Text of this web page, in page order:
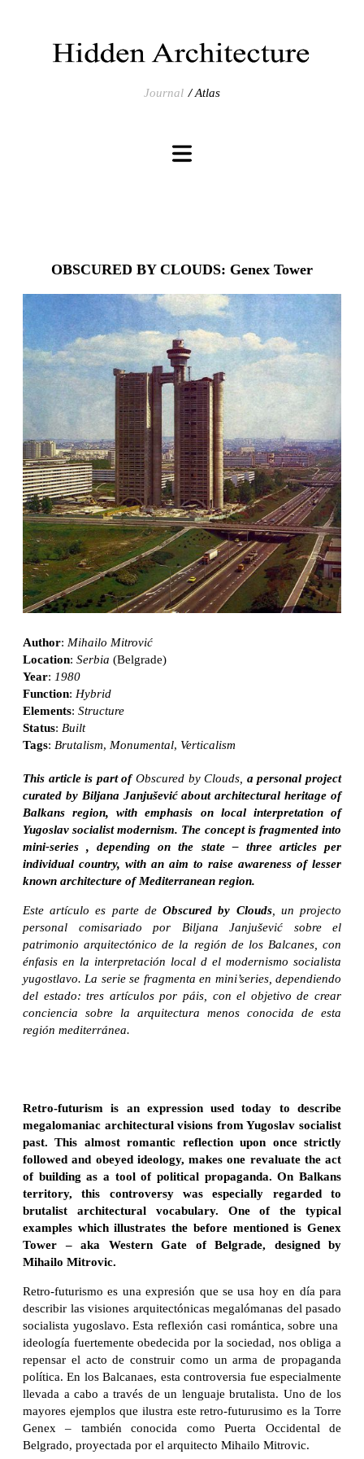
Journal Atlas
OBSCURED BY CLOUDS: Genex Tower
Author: Mihailo Mitrović
Location: Serbia (Belgrade)
Year: 1980
Function: Hybrid
Elements: Structure
Status: Built
Tags: Brutalism, Monumental, Verticalism
This article is part ofObscured by Clouds, a personal project
curated by Biljana Janjušević about architectural heritage of
Balkans region, with emphasis on local interpretation of
Yugoslav socialist modernism. The concept is fragmented into
mini-series , depending on the state – three articles per
individual country, with an aim to raise awareness of lesser
known architecture of Mediterranean region.
Este artículo es parte deObscured by Clouds, un projecto
personal comisariado por Biljana Janjušević sobre el
patrimonio arquitectónico de la región de los Balcanes, con
énfasis en la interpretación local d el modernismo socialista
yugostlavo. La serie se fragmenta en mini’series, dependiendo
del estado: tres artículos por páis, con el objetivo de crear
conciencia sobre la arquitectura menos conocida de esta
región mediterránea.
Retro-futurism is an expression used today to describe
megalomaniac architectural visions from Yugoslav socialist
past. This almost romantic reflection upon once strictly
followed and obeyed ideology, makes one revaluate the act
of building as a tool of political propaganda. On Balkans
territory, this controversy was especially regarded to
brutalist architectural vocabulary. One of the typical
examples which illustrates the before mentioned is Genex
Tower – aka Western Gate of Belgrade, designed by
Mihailo Mitrovic.
Retro-futurismo es una expresión que se usa hoy en día para
describir las visiones arquitectónicas megalómanas del pasado
socialista yugoslavo. Esta reflexión casi romántica, sobre una
ideología fuertemente obedecida por la sociedad, nos obliga a
repensar el acto de construir como un arma de propaganda
política. En los Balcanaes, esta controversia fue especialmente
llevada a cabo a través de un lenguaje brutalista. Uno de los
mayores ejemplos que ilustra este retro-futurusimo es la Torre
Genex – también conocida como Puerta Occidental de
Belgrado, proyectada por el arquitecto Mihailo Mitrovic.